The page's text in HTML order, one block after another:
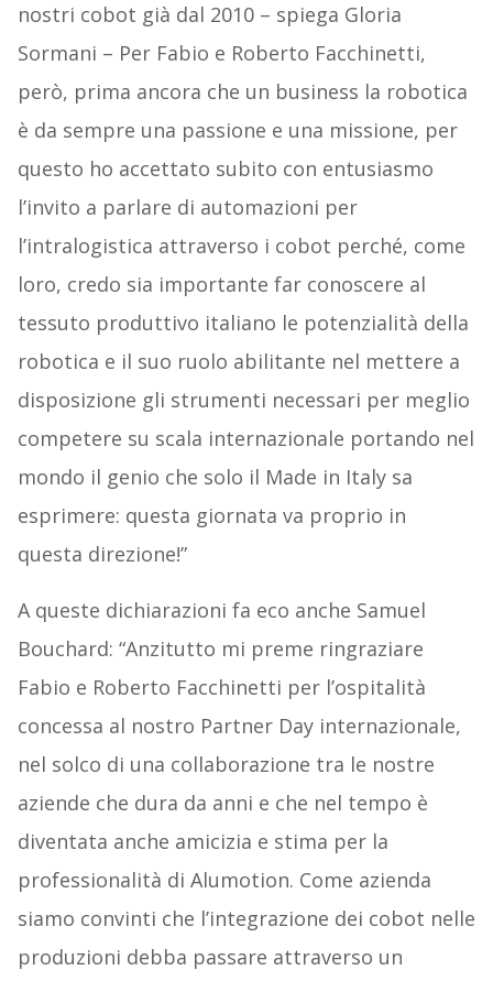
nostri cobot già dal 2010 – spiega Gloria
Sormani – Per Fabio e Roberto Facchinetti,
però, prima ancora che un business la robotica
è da sempre una passione e una missione, per
questo ho accettato subito con entusiasmo
l’invito a parlare di automazioni per
l’intralogistica attraverso i cobot perché, come
loro, credo sia importante far conoscere al
tessuto produttivo italiano le potenzialità della
robotica e il suo ruolo abilitante nel mettere a
disposizione gli strumenti necessari per meglio
competere su scala internazionale portando nel
mondo il genio che solo il Made in Italy sa
esprimere: questa giornata va proprio in
questa direzione!”
A queste dichiarazioni fa eco anche Samuel
Bouchard: “Anzitutto mi preme ringraziare
Fabio e Roberto Facchinetti per l’ospitalità
concessa al nostro Partner Day internazionale,
nel solco di una collaborazione tra le nostre
aziende che dura da anni e che nel tempo è
diventata anche amicizia e stima per la
professionalità di Alumotion. Come azienda
siamo convinti che l’integrazione dei cobot nelle
produzioni debba passare attraverso un